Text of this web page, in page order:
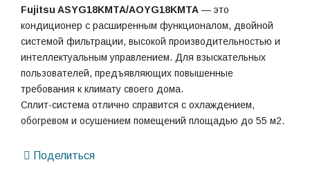
Fujitsu ASYG18KMTA/AOYG18KMTA — это
кондиционер с расширенным функционалом, двойной
системой фильтрации, высокой производительностью и
интеллектуальным управлением. Для взыскательных
пользователей, предъявляющих повышенные
требования к климату своего дома.
Сплит-система отлично справится с охлаждением,
обогревом и осушением помещений площадью до 55 м2.
Поделиться